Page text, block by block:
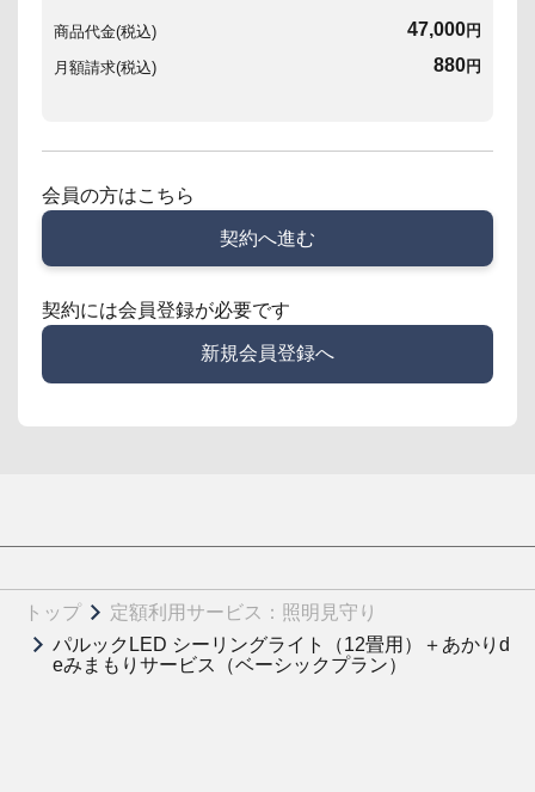
商品代金(税込) 47,000円
月額請求(税込) 880円
会員の方はこちら
契約へ進む
契約には会員登録が必要です
新規会員登録へ
トップ
定額利用サービス：照明見守り
パルックLED シーリングライト（12畳用）＋あかりd
eみまもりサービス（ベーシックプラン）